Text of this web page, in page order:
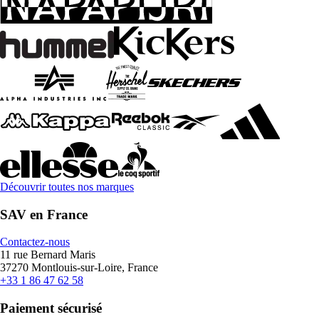
Découvrir toutes nos marques
SAV en France
Contactez-nous
11 rue Bernard Maris
37270 Montlouis-sur-Loire, France
+33 1 86 47 62 58
Paiement sécurisé